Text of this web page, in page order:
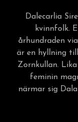
Dalecarlia
kvinnfolk.
århundraden
är en hyllning
Zornkullan.
feminin
närmar sig